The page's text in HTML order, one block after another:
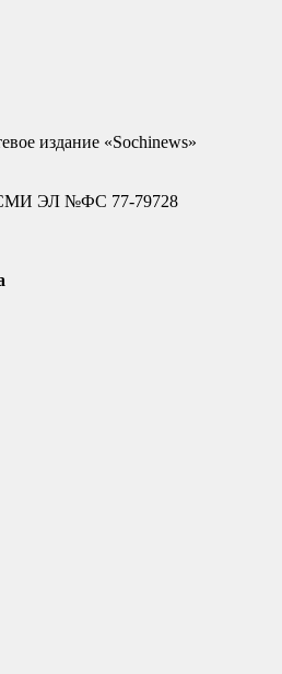
издание «Sochinews»
СМИ ЭЛ №ФС 77-79728